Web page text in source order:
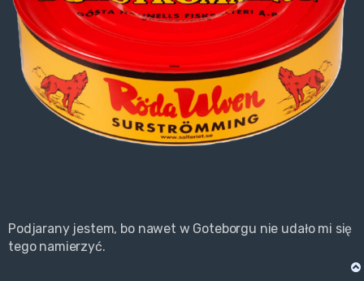
Podjarany jestem, bo nawet w Goteborgu nie udało mi się
tego namierzyć.